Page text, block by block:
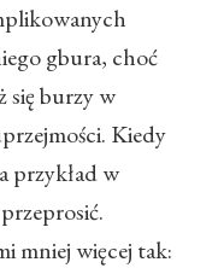
gbura, choć
się burzy w
Kiedy
przykład w
mniej więcej tak: